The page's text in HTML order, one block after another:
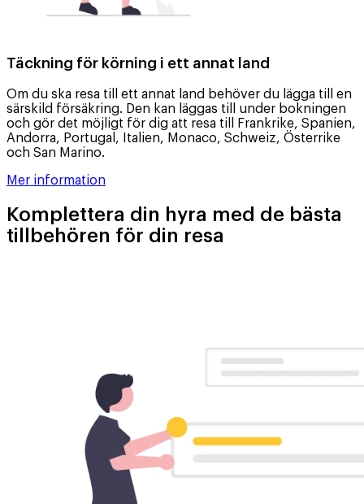
Täckning för körning i ett annat land
Om du ska resa till ett annat land behöver du lägga till en
särskild försäkring. Den kan läggas till under bokningen
och gör det möjligt för dig att resa till Frankrike, Spanien,
Andorra, Portugal, Italien, Monaco, Schweiz, Österrike
och San Marino.
Mer information
Komplettera din hyra med de bästa
tillbehören för din resa